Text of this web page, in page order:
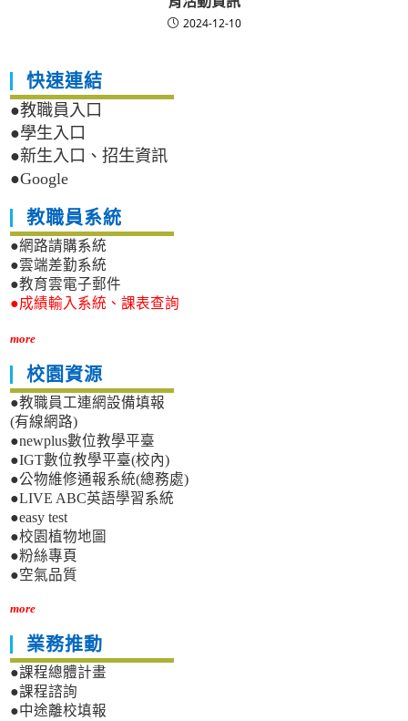
2024-12-10
快速連結
●教職員入口
●學生入口
●新生入口、招生資訊
●Google
教職員系統
●網路請購系統
●雲端差勤系統
●教育雲電子郵件
●成績輸入系統、課表查詢
more
校園資源
●教職員工連網設備填報
(有線網路)
●newplus數位教學平臺
●IGT數位教學平臺(校內)
●公物維修通報系統(總務處)
●LIVE ABC英語學習系統
●easy test
●校園植物地圖
●粉絲專頁
●空氣品質
more
業務推動
●課程總體計畫
●課程諮詢
●中途離校填報